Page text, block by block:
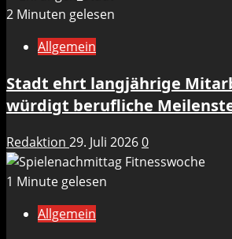
2 Minuten gelesen
Allgemein
Stadt ehrt langjährige
würdigt berufliche
Redaktion 29. Juli 20260
1 Minute gelesen
Allgemein